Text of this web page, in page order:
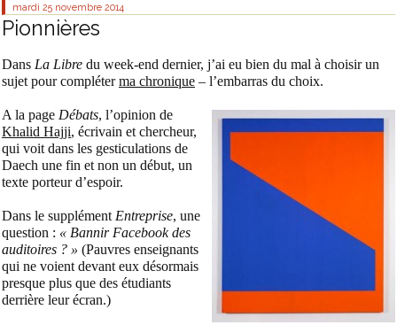
mardi 25 novembre 2014
Pionnières
Dans La Libre du week-end dernier, j’ai eu bien du mal à choisir un
sujet pour compléterma chronique – l’embarras du choix.
A la page Débats, l’opinion de
Khalid Hajji, écrivain et chercheur,
qui voit dans les gesticulations de
Daech une fin et non un début, un
texte porteur d’espoir.
Dans le supplémentEntreprise, une
question : « Bannir Facebook des
auditoires ? » (Pauvres enseignants
qui ne voient devant eux désormais
presque plus que des étudiants
derrière leur écran.)